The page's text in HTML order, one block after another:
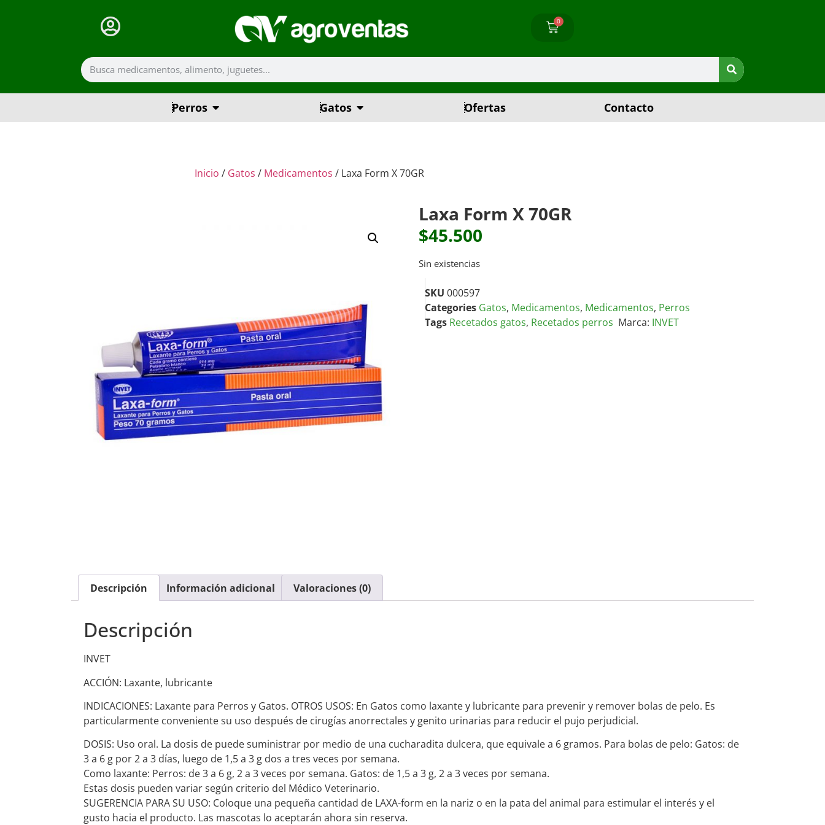
0
Perros Gatos Ofertas Contacto
Inicio / Gatos / Medicamentos / Laxa Form X 70GR
Laxa Form X 70GR
$45.500
Sin existencias
SKU 000597
Categories Gatos, Medicamentos, Medicamentos, Perros
Tags Recetados gatos, Recetados perros Marca: INVET
Descripción Información adicional Valoraciones (0)
Descripción
INVET
ACCIÓN: Laxante, lubricante
INDICACIONES: Laxante para Perros y Gatos. OTROS USOS: En Gatos como laxante y lubricante para prevenir y remover bolas de pelo. Es
particularmente conveniente su uso después de cirugías anorrectales y genito urinarias para reducir el pujo perjudicial.
DOSIS: Uso oral. La dosis de puede suministrar por medio de una cucharadita dulcera, que equivale a 6 gramos. Para bolas de pelo: Gatos: de
3 a 6 g por 2 a 3 días, luego de 1,5 a 3 g dos a tres veces por semana.
Como laxante: Perros: de 3 a 6 g, 2 a 3 veces por semana. Gatos: de 1,5 a 3 g, 2 a 3 veces por semana.
Estas dosis pueden variar según criterio del Médico Veterinario.
SUGERENCIA PARA SU USO: Coloque una pequeña cantidad de LAXA-form en la nariz o en la pata del animal para estimular el interés y el
gusto hacia el producto. Las mascotas lo aceptarán ahora sin reserva.